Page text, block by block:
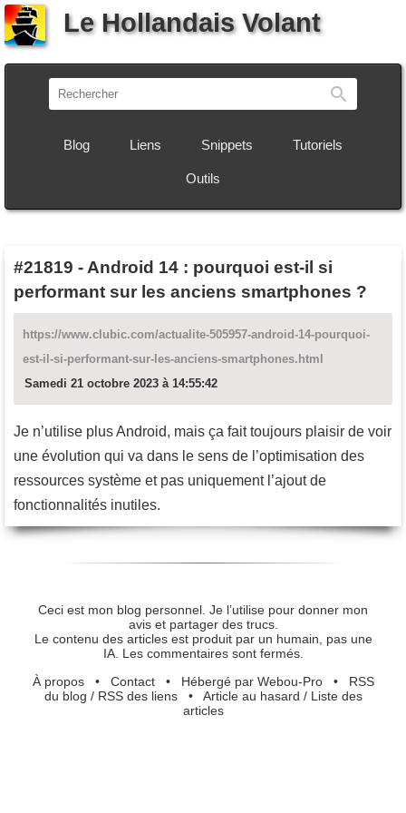
Le Hollandais Volant
Blog Liens Snippets Tutoriels
Outils
#21819 - Android 14 : pourquoi est-il si
performant sur les anciens smartphones ?
https://www.clubic.com/actualite-505957-android-14-pourquoi-
est-il-si-performant-sur-les-anciens-smartphones.html
Samedi 21 octobre 2023 à 14:55:42
Je n’utilise plus Android, mais ça fait toujours plaisir de voir
une évolution qui va dans le sens de l’optimisation des
ressources système et pas uniquement l’ajout de
fonctionnalités inutiles.
Ceci est mon blog personnel. Je l’utilise pour donner mon
avis et partager des trucs.
Le contenu des articles est produit par un humain, pas une
IA. Les commentaires sont fermés.
À propos• Contact• Hébergé par Webou-Pro• RSS
du blog / RSS des liens• Article au hasard / Liste des
articles